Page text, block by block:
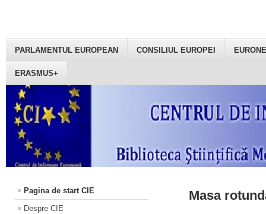
PARLAMENTUL EUROPEAN CONSILIUL EUROPEI
ERASMUS+
Pagina de start CIE
Despre CIE
Masa